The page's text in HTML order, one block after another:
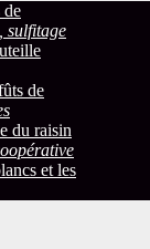
de
sulfitage
de
du raisin
et les